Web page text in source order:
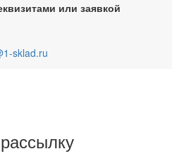
или заявкой
sklad.ru